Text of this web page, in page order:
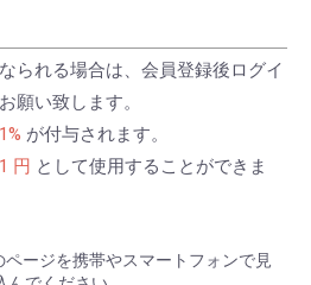
られる場合は、会員登録後ログイ
願い致します。
1% が付与されます。
円 として使用することができま
ページを携帯やスマートフォンで見